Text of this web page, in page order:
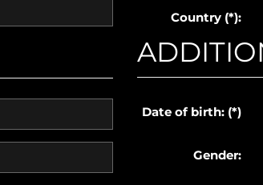
Country (*):
Date of birth: (*)
Gender: